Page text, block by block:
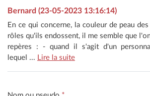
Bernard (23-05-2023 13:16:14)
En ce qui concerne, la couleur de peau
rôles qu'ils endossent, il me semble que
repères : - quand il s'agit d'un
lequel ... Lire la suite